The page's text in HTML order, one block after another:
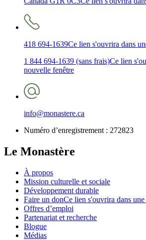
418 694-1639Ce lien s'ouvrira dans
1 844 694-1639 (sans frais)Ce lien
nouvelle fenêtre
info@monastere.ca
Numéro d’enregistrement : 272823
Le Monastère
À propos
Mission culturelle et sociale
Développement durable
Faire un donCe lien s'ouvrira dans
Offres d’emploi
Partenariat et recherche
Blogue
Médias